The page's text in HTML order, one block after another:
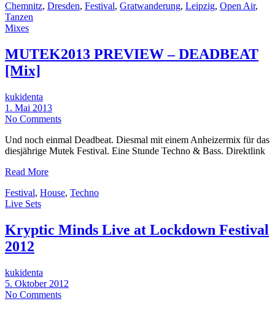
Chemnitz, Dresden, Festival, Gratwanderung, Leipzig, Open Air,
Tanzen
Mixes
MUTEK2013 PREVIEW – DEADBEAT
[Mix]
kukidenta
1. Mai 2013
No Comments
Und noch einmal Deadbeat. Diesmal mit einem Anheizermix für das
diesjährige Mutek Festival. Eine Stunde Techno & Bass. Direktlink
Read More
Festival, House, Techno
Live Sets
Kryptic Minds Live at Lockdown Festival
2012
kukidenta
5. Oktober 2012
No Comments